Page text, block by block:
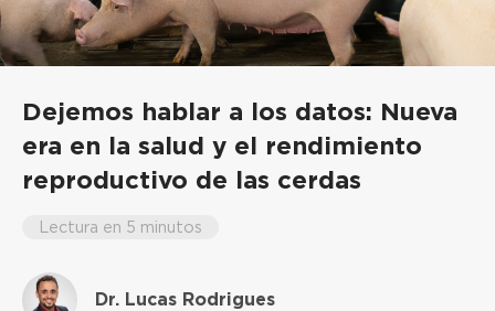
Dejemos hablar a los datos: Nueva
era en la salud y el rendimiento
reproductivo de las cerdas
Lectura en 5 minutos
Dr. Lucas Rodrigues